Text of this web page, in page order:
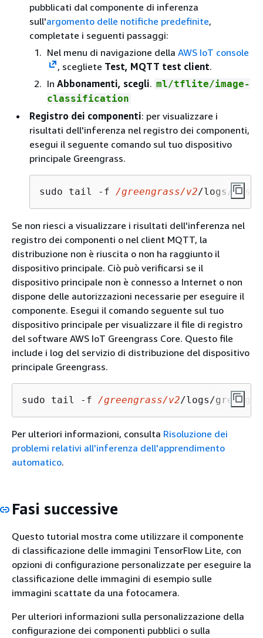
pubblicati dal componente di inferenza
sull'argomento delle notifiche predefinite,
completate i seguenti passaggi:
Nel menu di navigazione della AWS IoT console
, scegliete Test, MQTT test client.
In Abbonamenti, scegli. ml/tflite/image-
classification
Registro dei componenti: per visualizzare i
risultati dell'inferenza nel registro dei componenti,
esegui il seguente comando sul tuo dispositivo
principale Greengrass.
sudo tail -f /greengrass/v2/logs/
Se non riesci a visualizzare i risultati dell'inferenza nel
registro dei componenti o nel client MQTT, la
distribuzione non è riuscita o non ha raggiunto il
dispositivo principale. Ciò può verificarsi se il
dispositivo principale non è connesso a Internet o non
dispone delle autorizzazioni necessarie per eseguire il
componente. Esegui il comando seguente sul tuo
dispositivo principale per visualizzare il file di registro
del software AWS IoT Greengrass Core. Questo file
include i log del servizio di distribuzione del dispositivo
principale Greengrass.
sudo tail -f /greengrass/v2/logs/
Per ulteriori informazioni, consulta Risoluzione dei
problemi relativi all'inferenza dell'apprendimento
automatico.
Fasi successive
Questo tutorial mostra come utilizzare il componente
di classificazione delle immagini TensorFlow Lite, con
opzioni di configurazione personalizzate per eseguire la
classificazione delle immagini di esempio sulle
immagini scattate da una fotocamera.
Per ulteriori informazioni sulla personalizzazione della
configurazione dei componenti pubblici o sulla